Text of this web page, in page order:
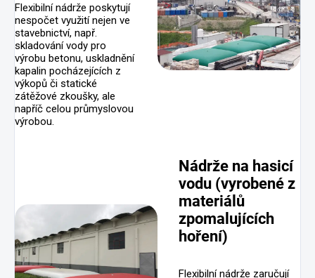
Flexibilní nádrže poskytují
nespočet využití nejen ve
stavebnictví, např.
skladování vody pro
výrobu betonu, uskladnění
kapalin pocházejících z
výkopů či statické
zátěžové zkoušky, ale
napříč celou průmyslovou
výrobou.
Nádrže na hasicí
vodu (vyrobené z
materiálů
zpomalujících
hoření)
Flexibilní nádrže zaručují